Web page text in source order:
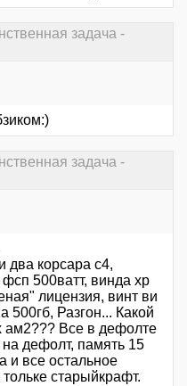
задача -
задача -
два корсара с4,
500ватт, винда хр
лицензия, винт ви
500гб, Разгон... Какой
ам2??? Все в дефолте
дефолт, память 15
и все остальное
старыйкрафт.